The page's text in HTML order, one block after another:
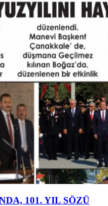
101. YIL SÖZÜ